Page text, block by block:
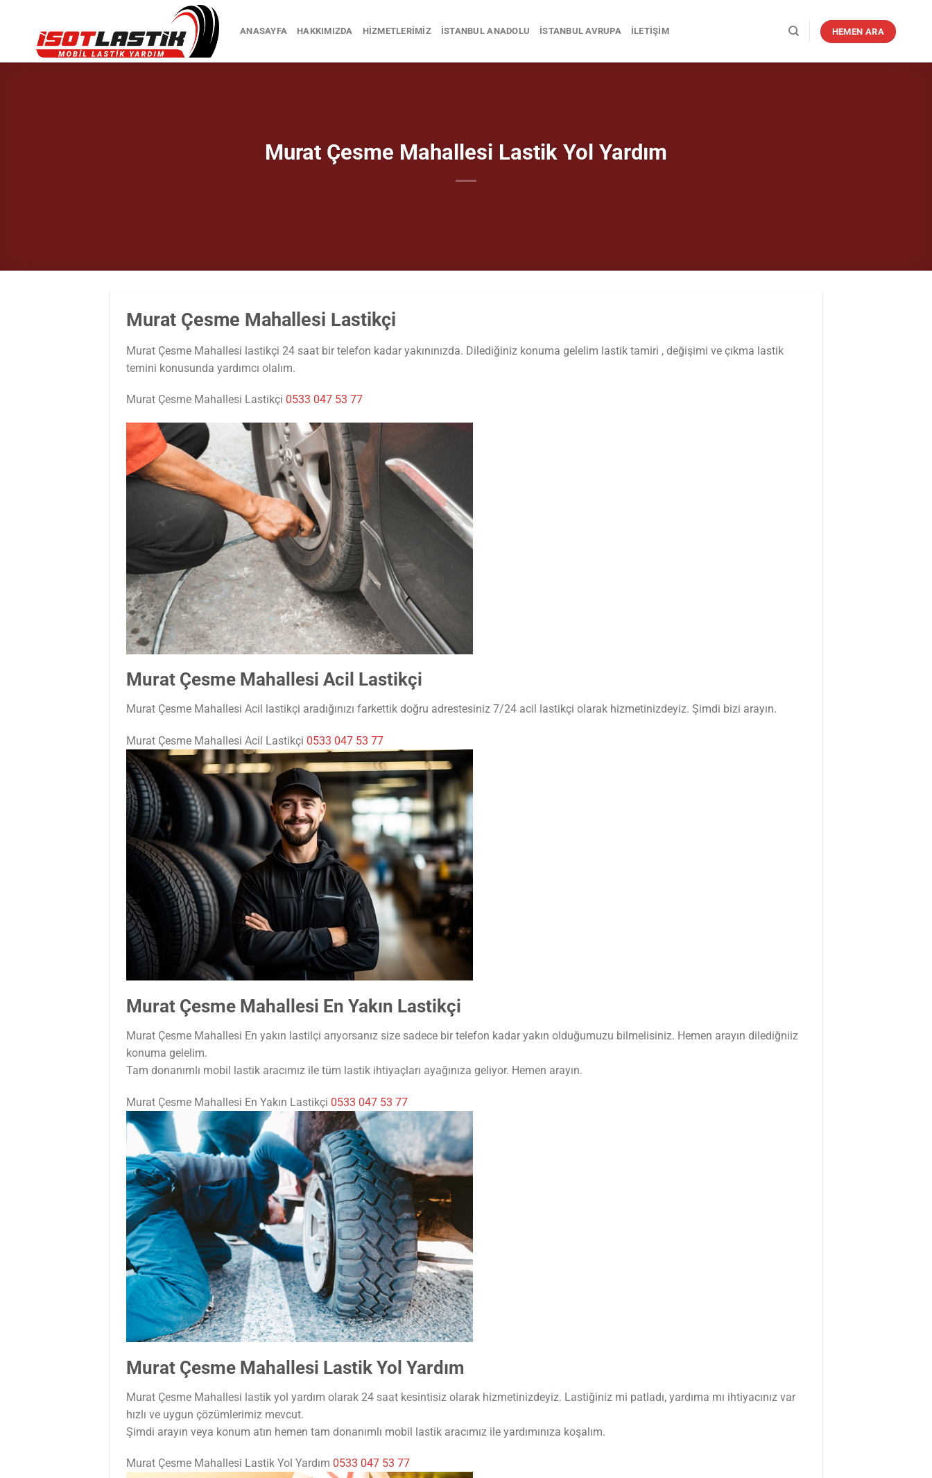
ANASAYFA HAKKIMIZDA HIZMETLERIMIZ İSTANBUL ANADOLU İSTANBUL AVRUPA İLETIŞIM HEMEN ARA
Murat Çesme Mahallesi Lastik Yol Yardım
Murat Çesme Mahallesi Lastikçi
Murat Çesme Mahallesi lastikçi 24 saat bir telefon kadar yakınınızda. Dilediğiniz konuma gelelim lastik tamiri , değişimi ve çıkma lastik
temini konusunda yardımcı olalım.
Murat Çesme Mahallesi Lastikçi 0533 047 53 77
Murat Çesme Mahallesi Acil Lastikçi
Murat Çesme Mahallesi Acil lastikçi aradığınızı farkettik doğru adrestesiniz 7/24 acil lastikçi olarak hizmetinizdeyiz. Şimdi bizi arayın.
Murat Çesme Mahallesi Acil Lastikçi 0533 047 53 77
Murat Çesme Mahallesi En Yakın Lastikçi
Murat Çesme Mahallesi En yakın lastilçi arıyorsanız size sadece bir telefon kadar yakın olduğumuzu bilmelisiniz. Hemen arayın dilediğniiz
konuma gelelim.
Tam donanımlı mobil lastik aracımız ile tüm lastik ihtiyaçları ayağınıza geliyor. Hemen arayın.
Murat Çesme Mahallesi En Yakın Lastikçi 0533 047 53 77
Murat Çesme Mahallesi Lastik Yol Yardım
Murat Çesme Mahallesi lastik yol yardım olarak 24 saat kesintisiz olarak hizmetinizdeyiz. Lastiğiniz mi patladı, yardıma mı ihtiyacınız var
hızlı ve uygun çözümlerimiz mevcut.
Şimdi arayın veya konum atın hemen tam donanımlı mobil lastik aracımız ile yardımınıza koşalım.
Murat Çesme Mahallesi Lastik Yol Yardım 0533 047 53 77